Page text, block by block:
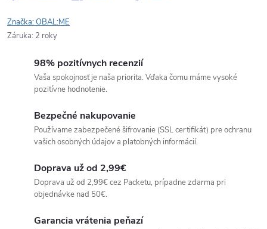
Značka:OBAL:ME
Záruka: 2 roky
98% pozitívnych recenzií
Vaša spokojnosť je naša priorita. Vďaka čomu máme vysoké
pozitívne hodnotenie.
Bezpečné nakupovanie
Používame zabezpečené šifrovanie (SSL certifikát) pre ochranu
vašich osobných údajov a platobných informácií.
Doprava už od 2,99€
Doprava už od 2,99€ cez Packetu, prípadne zdarma pri
objednávke nad 50€.
Garancia vrátenia peňazí